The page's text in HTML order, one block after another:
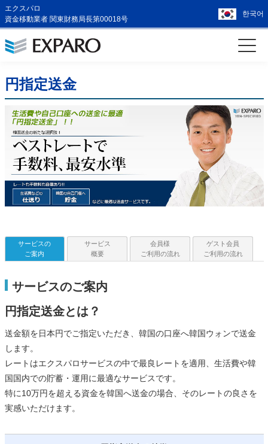
エクスパロ
資金移動業者 関東財務局長第00018号
한국어
円指定送金
サービスの
ご案内
サービス
概要
会員様
ご利用の流れ
ゲスト会員
ご利用の流れ
サービスのご案内
円指定送金とは？
送金額を日本円でご指定いただき、韓国の口座へ韓国ウォンで送金
します。
レートはエクスパロサービスの中で最良レートを適用、生活費や韓
国国内での貯蓄・運用に最適なサービスです。
特に10万円を超える資金を韓国へ送金の場合、そのレートの良さを
実感いただけます。